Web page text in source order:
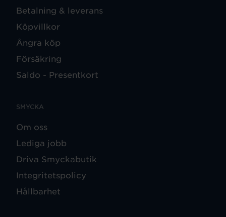
Betalning & leverans
Köpvillkor
Ångra köp
Försäkring
Saldo - Presentkort
SMYCKA
Om oss
Lediga jobb
Driva Smyckabutik
Integritetspolicy
Hållbarhet